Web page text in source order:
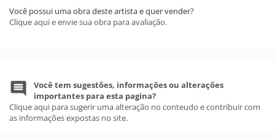
Você possui uma obra deste artista e quer vender?
Clique aqui e envie sua obra para avaliação.
Você tem sugestões, informações ou alterações
importantes para esta pagina?
Clique aqui para sugerir uma alteração no conteudo e contribuir com
as informações expostas no site.